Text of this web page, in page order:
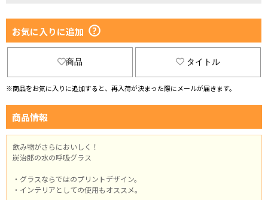
お気に入りに追加
商品 タイトル
※商品をお気に入りに追加すると、再入荷が決まった際にメールが届きます。
商品情報
飲み物がさらにおいしく！
炭治郎の水の呼吸グラス
・グラスならではのプリントデザイン。
・インテリアとしての使用もオススメ。